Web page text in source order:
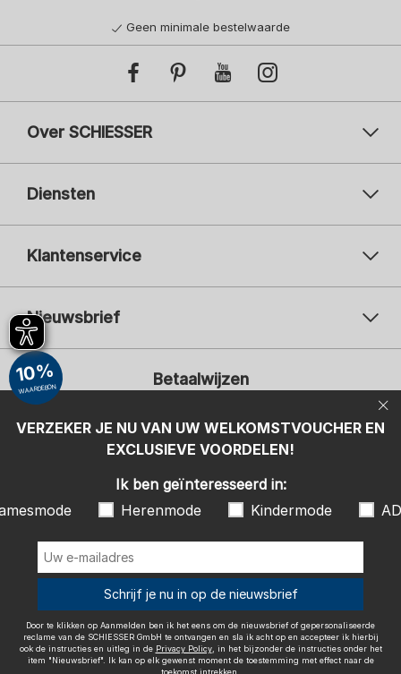
Geen minimale bestelwaarde
Over SCHIESSER
Diensten
Klantenservice
Nieuwsbrief
Uw e-mailadres
Ik ben geïnteresseerd in:
Damesmode
Herenmode
Kindermode
Door te klikken op Aanmelden ben ik het eens om de nieuwsbrief of
gepersonaliseerde reclame van de SCHIESSER GmbH te ontvangen en
"Nieuwsbrief". Ik kan op elk gewenst moment de toestemming met
effect naar de toekomst intrekken.
Betaalwijzen
Wij bezorgen met
Colofon Algemene voorwaarden
Herroepingsrecht
VERZEKER JE NU VAN UW WELKOMSTVOUCHER EN
EXCLUSIEVE VOORDELEN!
10%
WAARDEBON
Ik ben geïnteresseerd in:
Herenmode Kindermode
Schrijf je nu in op de nieuwsbrief
Door te klikken op Aanmelden ben ik het eens om de nieuwsbrief of gepersonaliseerde
reclame van de SCHIESSER GmbH te ontvangen en sla ik acht op en accepteer ik hierbij
ook de instructies en uitleg in de Privacy Policy, in het bijzonder de instructies onder het
item "Nieuwsbrief". Ik kan op elk gewenst moment de toestemming met effect naar de
toekomst intrekken.